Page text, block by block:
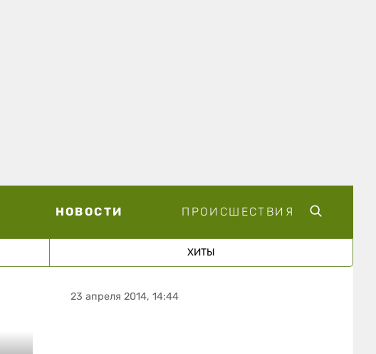
НОВОСТИ ПРОИСШЕСТВИЯ
ХИТЫ
23 апреля 2014, 14:44